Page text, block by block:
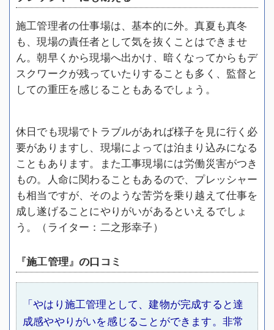
施工管理者の仕事場は、基本的に外。真夏も真冬
も、現場の責任者として気を抜くことはできませ
ん。朝早くから現場へ出かけ、暗くなってからもデ
スクワークが残っていたりすることも多く、監督と
しての重圧を感じることもあるでしょう。
休日でも現場でトラブルがあれば様子を見に行く必
要がありますし、現場によっては泊まり込みになる
こともあります。また工事現場には労働災害がつき
もの。人命に関わることもあるので、プレッシャー
も相当ですが、そのような苦労を乗り越えて仕事を
成し遂げることにやりがいがあるといえるでしょ
う。（ライター：二之形幸子）
『施工管理』の口コミ
「やはり施工管理として、建物が完成すると達
成感ややりがいを感じることができます。 非常